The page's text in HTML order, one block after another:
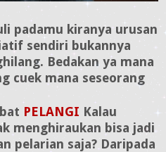
padamu kiranya urusan
sendiri bukannya
Bedakan ya mana
cuek mana seseorang
PELANGI Kalau
menghiraukan bisa jadi
pelarian saja? Daripada